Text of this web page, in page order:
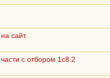
сайт.
с отбором 1с8.2